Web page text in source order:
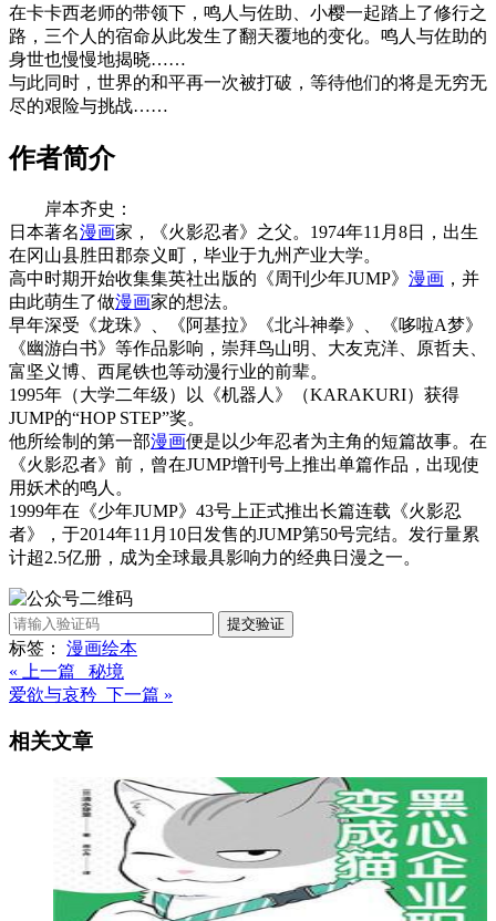
在卡卡西老师的带领下，鸣人与佐助、小樱一起踏上了修行之
路，三个人的宿命从此发生了翻天覆地的变化。鸣人与佐助的
身世也慢慢地揭晓……
与此同时，世界的和平再一次被打破，等待他们的将是无穷无
尽的艰险与挑战……
作者简介
岸本齐史：
日本著名漫画家，《火影忍者》之父。1974年11月8日，出生
在冈山县胜田郡奈义町，毕业于九州产业大学。
高中时期开始收集集英社出版的《周刊少年JUMP》 漫画 ，并
由此萌生了做漫画家的想法。
早年深受《龙珠》、《阿基拉》《北斗神拳》、《哆啦A梦》
《幽游白书》等作品影响，崇拜鸟山明、大友克洋、原哲夫、
富坚义博、西尾铁也等动漫行业的前辈。
1995年（大学二年级）以《机器人》（KARAKURI）获得
JUMP的“HOP STEP”奖。
他所绘制的第一部漫画便是以少年忍者为主角的短篇故事。在
《火影忍者》前，曾在JUMP增刊号上推出单篇作品，出现使
用妖术的鸣人。
1999年在《少年JUMP》43号上正式推出长篇连载《火影忍
者》，于2014年11月10日发售的JUMP第50号完结。发行量累
计超2.5亿册，成为全球最具影响力的经典日漫之一。
提交验证
标签： 漫画绘本
« 上一篇 秘境
爱欲与哀矜 下一篇 »
相关文章